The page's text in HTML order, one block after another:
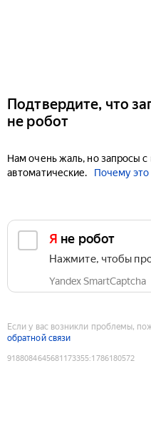
Подтвердите, что
не робот
Нам очень жаль, но запросы
автоматические.
Почему это
Я не робот
Нажмите, чтобы
Yandex SmartCaptcha
Если у вас возникли проблемы,
обратной связи
9188084645681173355:1786180572